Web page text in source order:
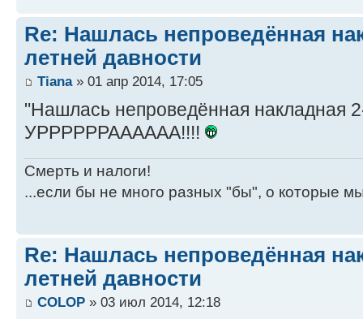
Re: Нашлась непроведённая
летней давности
Tiana» 01 апр 2014, 17:05
"Нашлась непроведённая накладная
УРРРРРРАААААА!!!!
Смерть и налоги!
...если бы не много разных "бы", о которые
Re: Нашлась непроведённая
летней давности
COLOP » 03 июл 2014, 12:18